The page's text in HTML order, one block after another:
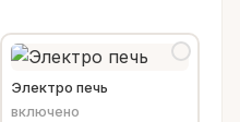
Электро печь
включено